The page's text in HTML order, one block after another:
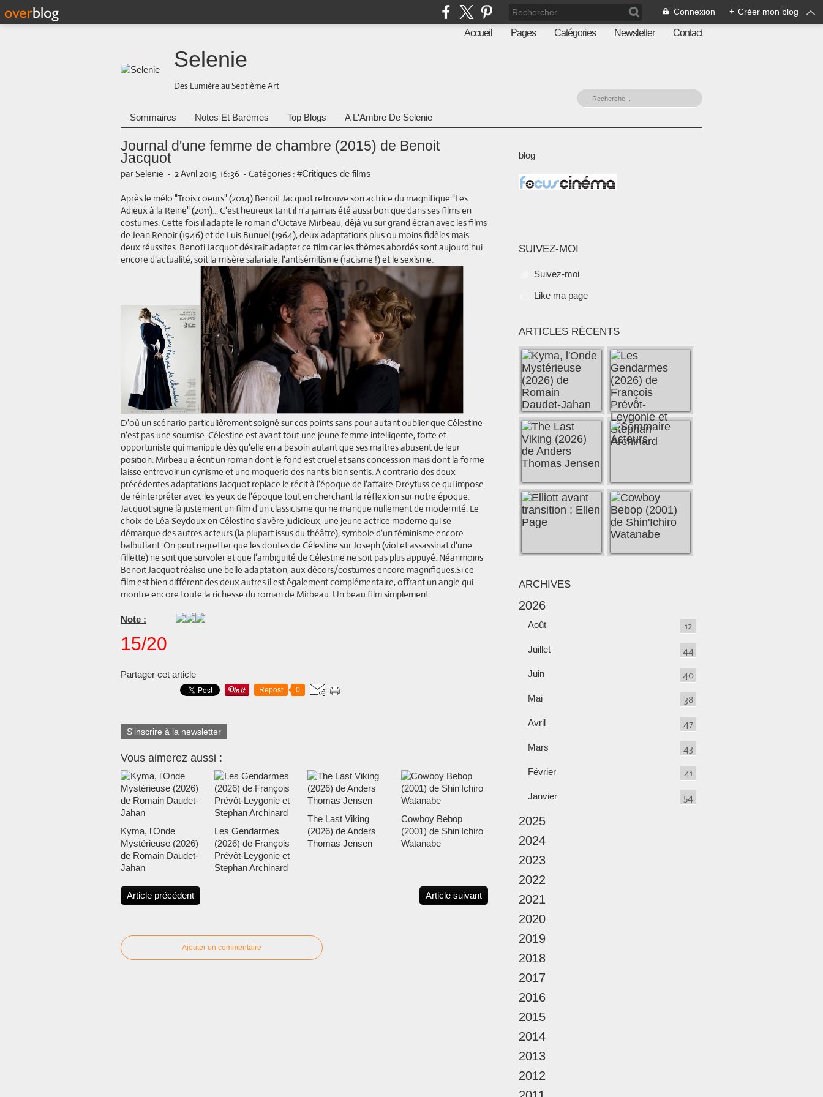
Connexion + Créer mon blog
Accueil Pages Catégories Newsletter Contact
Selenie
Des Lumière au Septième Art
Sommaires Notes Et Barèmes Top Blogs A L'Ambre De Selenie
Journal d'une femme de chambre (2015) de Benoit
Jacquot
par Selenie - 2 Avril 2015, 16:36 - Catégories : #Critiques de films
Après le mélo "Trois coeurs" (2014) Benoit Jacquot retrouve son actrice du magnifique "Les
Adieux à la Reine" (2011)... C'est heureux tant il n'a jamais été aussi bon que dans ses films en
costumes. Cette fois il adapte le roman d'Octave Mirbeau, déjà vu sur grand écran avec les films
de Jean Renoir (1946) et de Luis Bunuel (1964), deux adaptations plus ou moins fidèles mais
deux réussites. Benoti Jacquot désirait adapter ce film car les thèmes abordés sont aujourd'hui
encore d'actualité, soit la misère salariale, l'antisémitisme (racisme !) et le sexisme.
D'où un scénario particulièrement soigné sur ces points sans pour autant oublier que Célestine
n'est pas une soumise. Célestine est avant tout une jeune femme intelligente, forte et
opportuniste qui manipule dès qu'elle en a besoin autant que ses maitres abusent de leur
position. Mirbeau a écrit un roman dont le fond est cruel et sans concession mais dont la forme
laisse entrevoir un cynisme et une moquerie des nantis bien sentis. A contrario des deux
précédentes adaptations Jacquot replace le récit à l'époque de l'affaire Dreyfuss ce qui impose
de réinterpréter avec les yeux de l'époque tout en cherchant la réflexion sur notre époque.
Jacquot signe là justement un film d'un classicisme qui ne manque nullement de modernité. Le
choix de Léa Seydoux en Célestine s'avère judicieux, une jeune actrice moderne qui se
démarque des autres acteurs (la plupart issus du théâtre), symbole d'un féminisme encore
balbutiant. On peut regretter que les doutes de Célestine sur Joseph (viol et assassinat d'une
fillette) ne soit que survoler et que l'ambiguité de Célestine ne soit pas plus appuyé. Néanmoins
Benoit Jacquot réalise une belle adaptation, aux décors/costumes encore magnifiques.Si ce
film est bien différent des deux autres il est également complémentaire, offrant un angle qui
montre encore toute la richesse du roman de Mirbeau. Un beau film simplement.
Note :
15/20
Partager cet article
Repost 0
S'inscrire à la newsletter
Vous aimerez aussi :
Kyma, l'Onde
Mystérieuse (2026)
de Romain Daudet-
Jahan
Les Gendarmes
(2026) de François
Prévôt-Leygonie et
Stephan Archinard
The Last Viking
(2026) de Anders
Thomas Jensen
Cowboy Bebop
(2001) de Shin'Ichiro
Watanabe
Article précédent Article suivant
Ajouter un commentaire
blog
SUIVEZ-MOI
Suivez-moi
Like ma page
ARTICLES RÉCENTS
ARCHIVES
2026
Août 12
Juillet 44
Juin 40
Mai 38
Avril 47
Mars 43
Février 41
Janvier 54
2025
2024
2023
2022
2021
2020
2019
2018
2017
2016
2015
2014
2013
2012